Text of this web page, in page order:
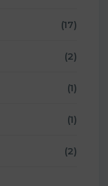
(17)
(2)
(1)
(1)
(2)